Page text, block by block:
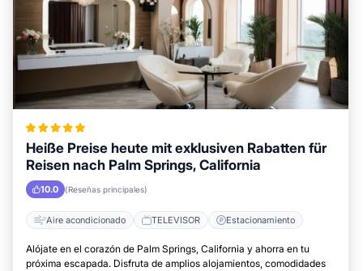
Heiße Preise heute mit exklusiven Rabatten für
Reisen nach Palm Springs, California
10.0 (Reseñas principales)
Aire acondicionado TELEVISOR Estacionamiento
Alójate en el corazón de Palm Springs, California y ahorra en tu
próxima escapada. Disfruta de amplios alojamientos, comodidades